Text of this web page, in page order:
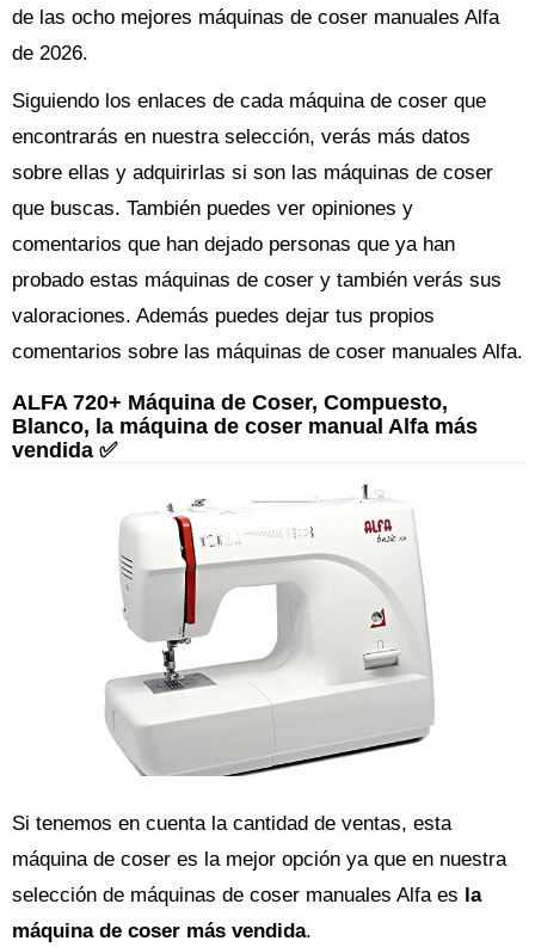
de las ocho mejores máquinas de coser manuales Alfa
de 2026.
Siguiendo los enlaces de cada máquina de coser que
encontrarás en nuestra selección, verás más datos
sobre ellas y adquirirlas si son las máquinas de coser
que buscas. También puedes ver opiniones y
comentarios que han dejado personas que ya han
probado estas máquinas de coser y también verás sus
valoraciones. Además puedes dejar tus propios
comentarios sobre las máquinas de coser manuales Alfa.
ALFA 720+ Máquina de Coser, Compuesto,
Blanco, la máquina de coser manual Alfa más
vendida ✅
Si tenemos en cuenta la cantidad de ventas, esta
máquina de coser es la mejor opción ya que en nuestra
selección de máquinas de coser manuales Alfa es la
máquina de coser más vendida.